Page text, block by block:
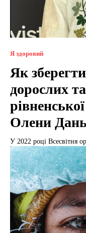
Я здоровий
Як
дорослих
Олени
У 2022 році Всесвітня